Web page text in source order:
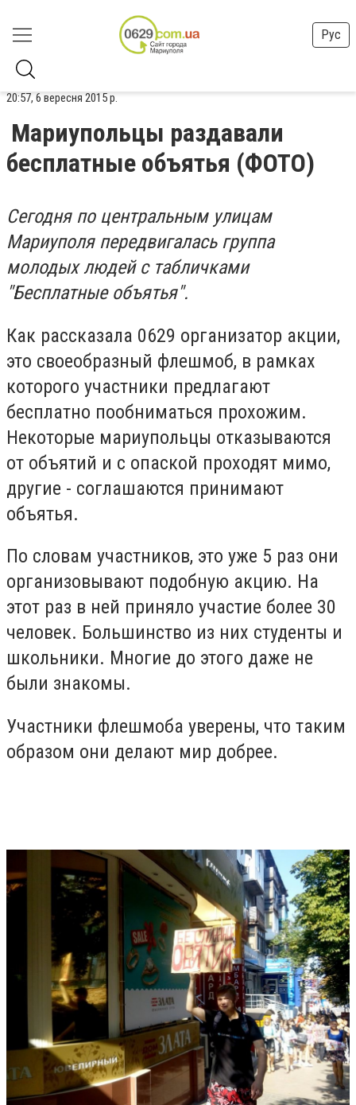
Рус
20:57, 6 вересня 2015 р.
Мариупольцы раздавали
бесплатные объятья (ФОТО)
Сегодня по центральным улицам
Мариуполя передвигалась группа
молодых людей с табличками
"Бесплатные объятья".
Как рассказала 0629 организатор акции,
это своеобразный флешмоб, в рамках
которого участники предлагают
бесплатно пообниматься прохожим.
Некоторые мариупольцы отказываются
от объятий и с опаской проходят мимо,
другие - соглашаются принимают
объятья.
По словам участников, это уже 5 раз они
организовывают подобную акцию. На
этот раз в ней приняло участие более 30
человек. Большинство из них студенты и
школьники. Многие до этого даже не
были знакомы.
Участники флешмоба уверены, что таким
образом они делают мир добрее.